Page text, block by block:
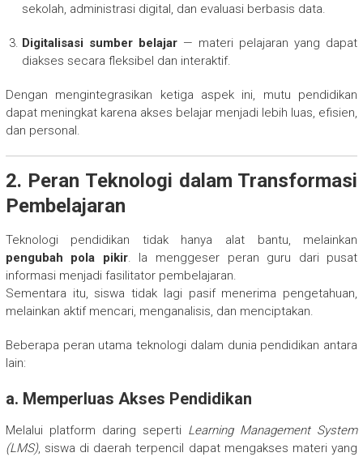
sekolah, administrasi digital, dan evaluasi berbasis data.
Digitalisasi sumber belajar— materi pelajaran yang dapat
diakses secara fleksibel dan interaktif.
Dengan mengintegrasikan ketiga aspek ini, mutu pendidikan
dapat meningkat karena akses belajar menjadi lebih luas, efisien,
dan personal.
2. Peran Teknologi dalam Transformasi
Pembelajaran
Teknologi pendidikan tidak hanya alat bantu, melainkan
pengubah pola pikir. Ia menggeser peran guru dari pusat
informasi menjadi fasilitator pembelajaran.
Sementara itu, siswa tidak lagi pasif menerima pengetahuan,
melainkan aktif mencari, menganalisis, dan menciptakan.
Beberapa peran utama teknologi dalam dunia pendidikan antara
lain:
a. Memperluas Akses Pendidikan
Melalui platform daring seperti Learning Management System
(LMS), siswa di daerah terpencil dapat mengakses materi yang